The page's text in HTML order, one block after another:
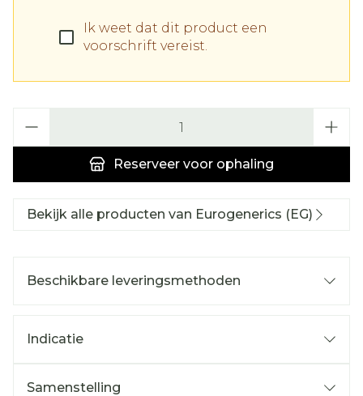
Ik weet dat dit product een
voorschrift vereist.
Reserveer voor ophaling
Bekijk alle producten van Eurogenerics (EG)
Beschikbare leveringsmethoden
Indicatie
Samenstelling